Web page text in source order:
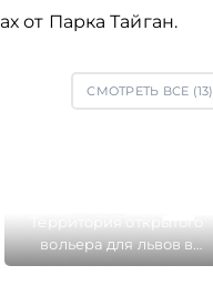
от Парка Тайган.
СМОТРЕТЬ ВСЕ (13)
вольера для львов в
Парке Тайган достигает